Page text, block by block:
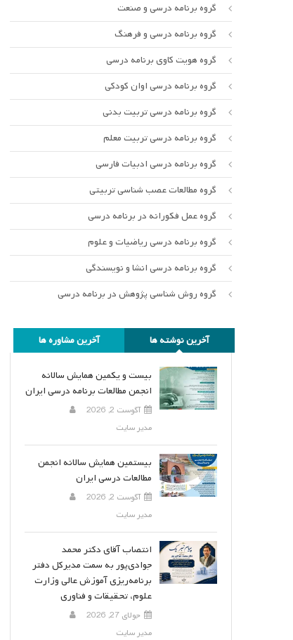
گروه برنامه درسی و صنعت
گروه برنامه درسی و فرهنگ
گروه هویت کاوی برنامه درسی
گروه برنامه درسی اوان کودکی
گروه برنامه درسی تربیت بدنی
گروه برنامه درسی تربیت معلم
گروه برنامه درسی ادبیات فارسی
گروه مطالعات عصب شناسی تربیتی
گروه عمل فکورانه در برنامه درسی
گروه برنامه درسی ریاضیات و علوم
گروه برنامه درسی انشا و نویسندگی
گروه روش شناسی پژوهش در برنامه درسی
آخرین نوشته ها آخرین مشاوره ها
بیست و یکمین همایش سالانه
انجمن مطالعات برنامه درسی ایران
آگوست 2, 2026
مدیر سایت
بیستمین همایش سالانه انجمن
مطالعات درسی ایران
آگوست 2, 2026
مدیر سایت
انتصاب آقای دکتر محمد
جوادی‌پور به سمت مدیرکل دفتر
برنامه‌ریزی آموزش عالی وزارت
علوم، تحقیقات و فناوری
جولای 27, 2026
مدیر سایت